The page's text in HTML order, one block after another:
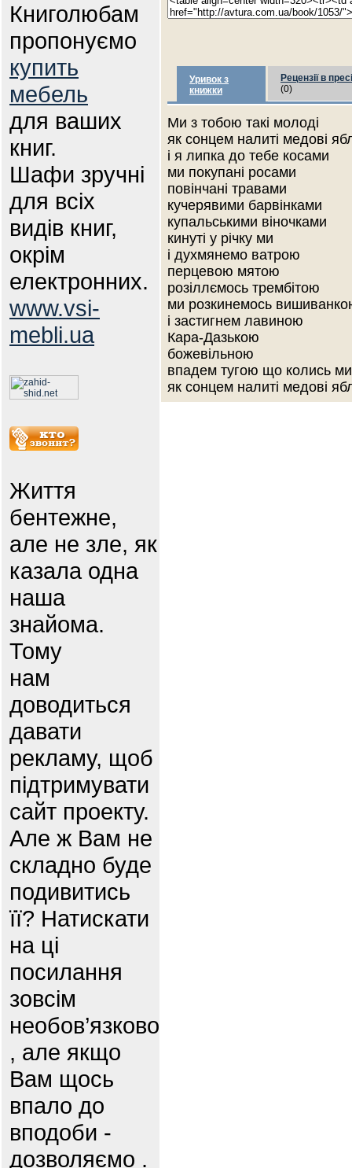
Книголюбам
пропонуємо
купить
мебель
для ваших
книг.
Шафи зручні
для всіх
видів книг,
окрім
електронних.
www.vsi-
mebli.ua
Життя
бентежне,
але не зле, як
казала одна
наша
знайома.
Тому
нам
доводиться
давати
рекламу, щоб
підтримувати
сайт проекту.
Але ж Вам не
складно буде
подивитись
її? Натискати
на ці
посилання
зовсім
необов’язково
, але якщо
Вам щось
впало до
вподоби -
дозволяємо .
Уривок з
книжки
Рецензії в пресі
(0)
Ми з тобою такі молоді
як сонцем налиті медові
і я липка до тебе косами
ми покупані росами
повінчані травами
кучерявими барвінками
купальськими віночками
кинуті у річку ми
і духмянемо ватрою
перцевою мятою
розіллємось трембітою
ми розкинемось
і застигнем лавиною
Кара-Дазькою
божевільною
впадем тугою що колись ми
як сонцем налиті медові